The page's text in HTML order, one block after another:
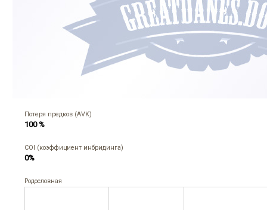
Потеря предков (AVK)
100 %
COI (коэффициент инбридинга)
0%
Родословная